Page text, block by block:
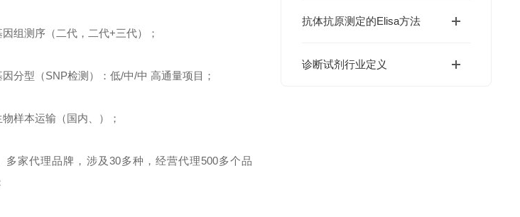
抗体抗原测定的Elisa方法
诊断试剂行业定义
因组测序（二代，二代+三代）；
因分型（SNP检测）：低/中/中 高通量项目；
物样本运输（国内、）；
多家代理品牌，涉及30多种，经营代理500多个品